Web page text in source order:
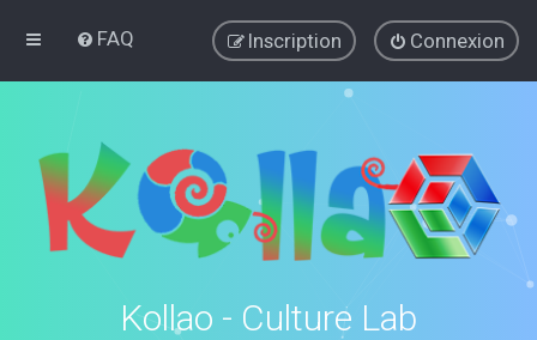
FAQ Connexion
Inscription
Kollao - Culture Lab